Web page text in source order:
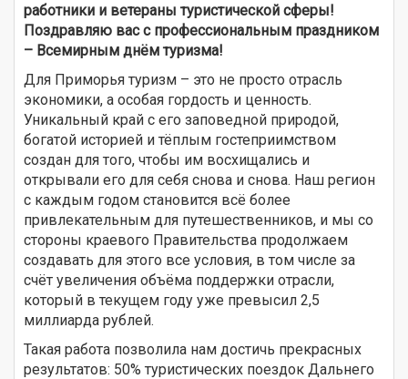
работники и ветераны туристической сферы!
Поздравляю вас с профессиональным праздником
– Всемирным днём туризма!
Для Приморья туризм – это не просто отрасль
экономики, а особая гордость и ценность.
Уникальный край с его заповедной природой,
богатой историей и тёплым гостеприимством
создан для того, чтобы им восхищались и
открывали его для себя снова и снова. Наш регион
с каждым годом становится всё более
привлекательным для путешественников, и мы со
стороны краевого Правительства продолжаем
создавать для этого все условия, в том числе за
счёт увеличения объёма поддержки отрасли,
который в текущем году уже превысил 2,5
миллиарда рублей.
Такая работа позволила нам достичь прекрасных
результатов: 50% туристических поездок Дальнего